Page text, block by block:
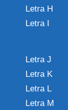
Letra H
Letra I
Letra J
Letra K
Letra L
Letra M